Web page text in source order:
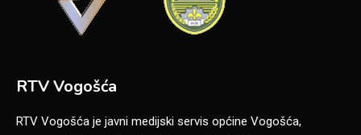
RTV Vogošća
RTV Vogošća je javni medijski servis općine Vogošća,